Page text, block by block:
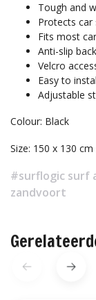
Tough and
Protects
Fits most
Anti-slip
Velcro
Easy to
Adjustable
Colour: Black
Size: 150 x 130 cm
#surflogic surf
zandvoort